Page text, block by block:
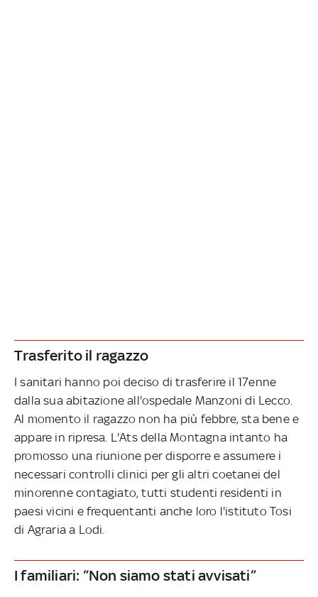
Trasferito il ragazzo
I sanitari hanno poi deciso di trasferire il 17enne
dalla sua abitazione all'ospedale Manzoni di Lecco.
Al momento il ragazzo non ha più febbre, sta bene e
appare in ripresa. L'Ats della Montagna intanto ha
promosso una riunione per disporre e assumere i
necessari controlli clinici per gli altri coetanei del
minorenne contagiato, tutti studenti residenti in
paesi vicini e frequentanti anche loro l'istituto Tosi
di Agraria a Lodi.
I familiari: “Non siamo stati avvisati”